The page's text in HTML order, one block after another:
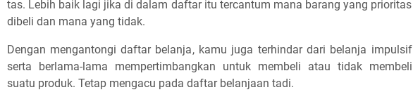
tas. Lebih baik lagi jika di dalam daftar itu tercantum mana barang yang prioritas
dibeli dan mana yang tidak.
Dengan mengantongi daftar belanja, kamu juga terhindar dari belanja impulsif
serta berlama-lama mempertimbangkan untuk membeli atau tidak membeli
suatu produk. Tetap mengacu pada daftar belanjaan tadi.